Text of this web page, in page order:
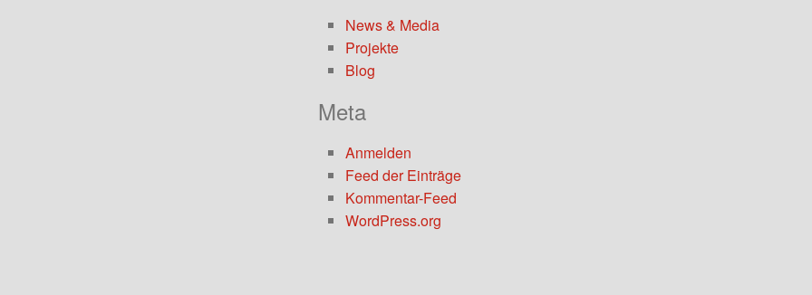
News & Media
Projekte
Blog
Meta
Anmelden
Feed der Einträge
Kommentar-Feed
WordPress.org